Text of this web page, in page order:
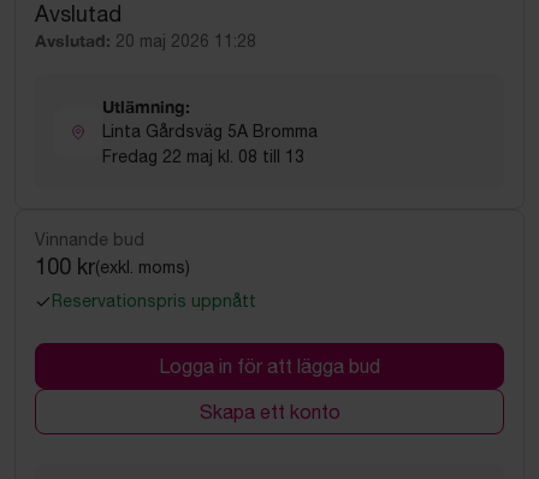
Avslutad
Avslutad: 20 maj 2026 11:28
Utlämning:
Linta Gårdsväg 5A Bromma
Fredag 22 maj kl. 08 till 13
Vinnande bud
100 kr(exkl. moms)
Reservationspris uppnått
Logga in för att lägga bud
Skapa ett konto